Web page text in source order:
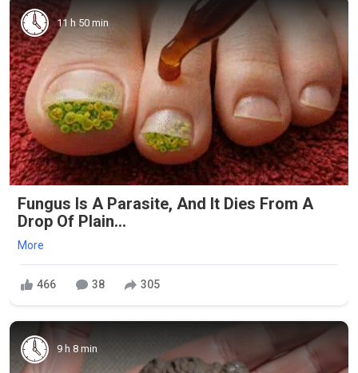
11 h 50 min
Fungus Is A Parasite, And It Dies From A
Drop Of Plain...
More
466 38 305
9 h 8 min